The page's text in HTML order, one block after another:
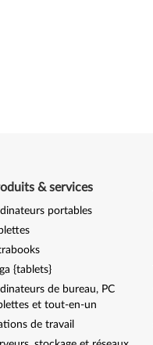
& services
portables
{tablets}
de bureau, PC
et tout-en-un
de travail